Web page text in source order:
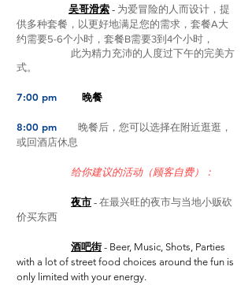
吴哥滑索 - 为爱冒险的人而设计，提
供多种套餐，以更好地满足您的需求，套餐A大
约需要5-6个小时，套餐B需要3到4个小时，
此为精力充沛的人度过下午的完美方
式。
7:00 pm 晚餐
8:00 pm
晚餐后，您可以选择在附近逛逛，
或回酒店休息
给你建议的活动（顾客自费）：
夜市 - 在最兴旺的夜市与当地小贩砍
价买东西
酒吧街 - Beer, Music, Shots, Parties
with a lot of street food choices around the fun is
only limited with your energy.